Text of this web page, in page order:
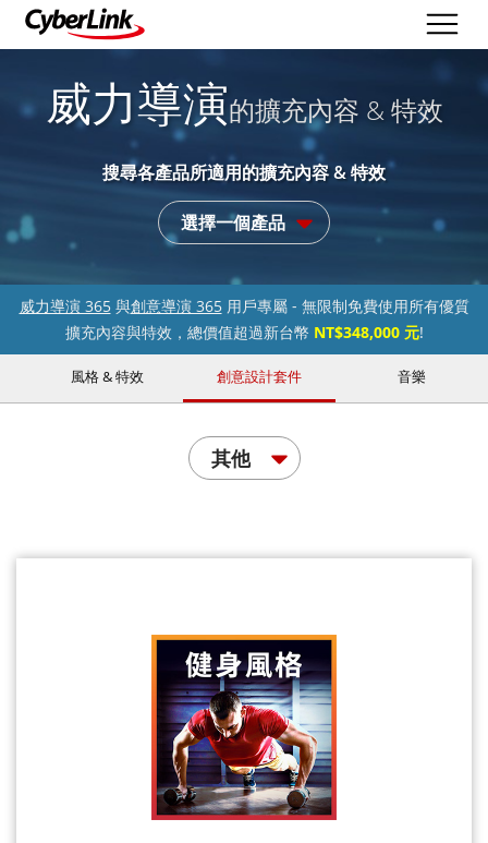
威力導演的擴充內容 & 特效
搜尋各產品所適用的擴充內容 & 特效
選擇一個產品
威力導演 365與創意導演 365用戶專屬 - 無限制免費使用所有優質
擴充內容與特效，總價值超過新台幣 NT$348,000 元!
風格 & 特效 創意設計套件 音樂
其他